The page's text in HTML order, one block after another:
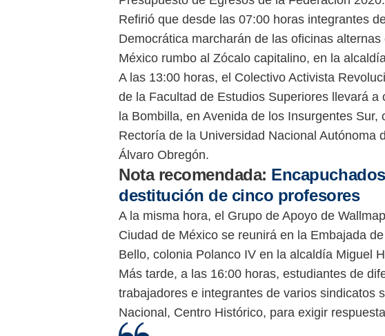
Refirió que desde las 07:00 horas integrantes
Democrática marcharán de las oficinas
México rumbo al Zócalo capitalino, en la
A las 13:00 horas, el Colectivo Activista
de la Facultad de Estudios Superiores llevará
la Bombilla, en Avenida de los Insurgentes Sur,
Rectoría de la Universidad Nacional Autónoma
Álvaro Obregón.
Nota recomendada:
destitución de cinco profesores
A la misma hora, el Grupo de Apoyo de
Ciudad de México se reunirá en la Embajada
Bello, colonia Polanco IV en la alcaldía Miguel
Más tarde, a las 16:00 horas, estudiantes de
trabajadores e integrantes de varios sindicatos
Nacional, Centro Histórico, para exigir